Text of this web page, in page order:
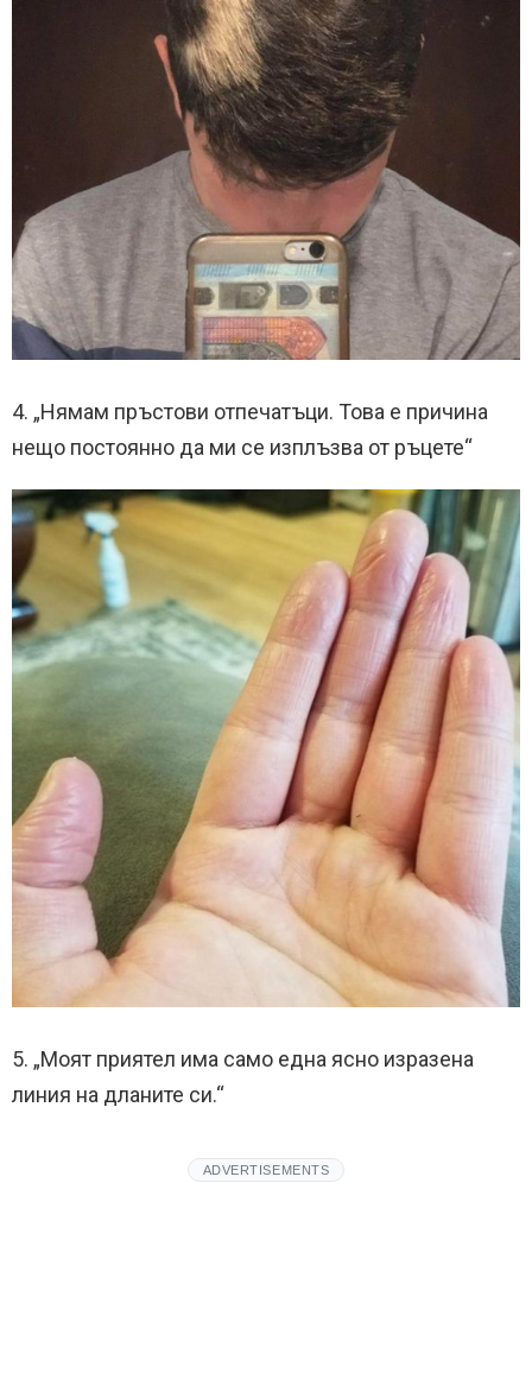
4. „Нямам пръстови отпечатъци. Това е причина
нещо постоянно да ми се изплъзва от ръцете“
5. „Моят приятел има само една ясно изразена
линия на дланите си.“
ADVERTISEMENTS